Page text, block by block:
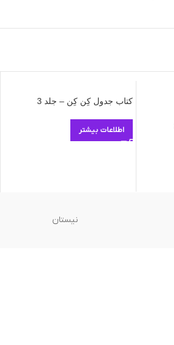
کتاب جدول کِن کِن – جلد 3
اطلاعات بیشتر
نیستان